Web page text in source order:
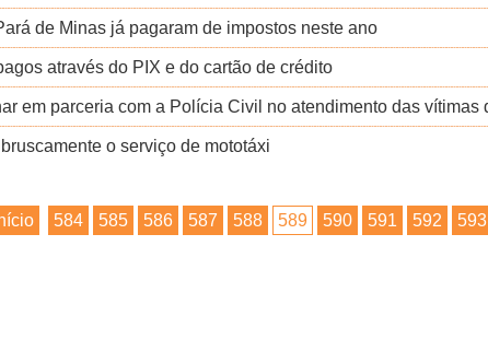
de Minas já pagaram de impostos neste ano
através do PIX e do cartão de crédito
em parceria com a Polícia Civil no atendimento das vítimas
o serviço de mototáxi
584 585 586 587 588 589 590 591 592 593